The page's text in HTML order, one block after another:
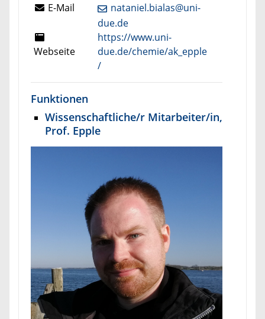
E-Mail
nataniel.bialas@uni-
due.de
Webseite
https://www.uni-
due.de/chemie/ak_epple
/
Funktionen
Wissenschaftliche/r Mitarbeiter/in,
Prof. Epple